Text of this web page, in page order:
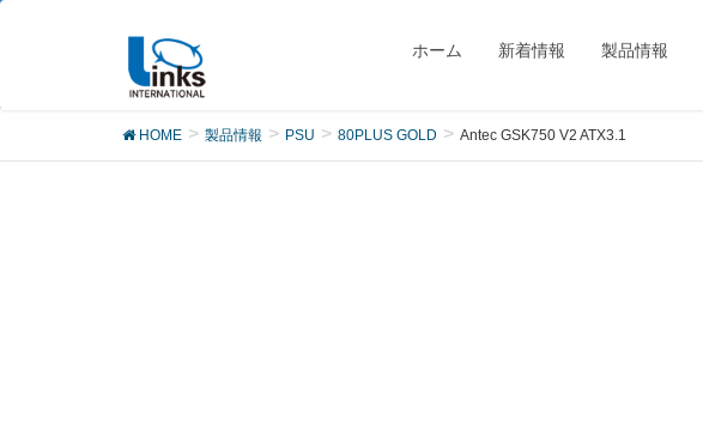
ホーム 新着情報 製品情報
製品
HOME 製品情報 PSU 80PLUS GOLD Antec GSK750 V2 ATX3.1